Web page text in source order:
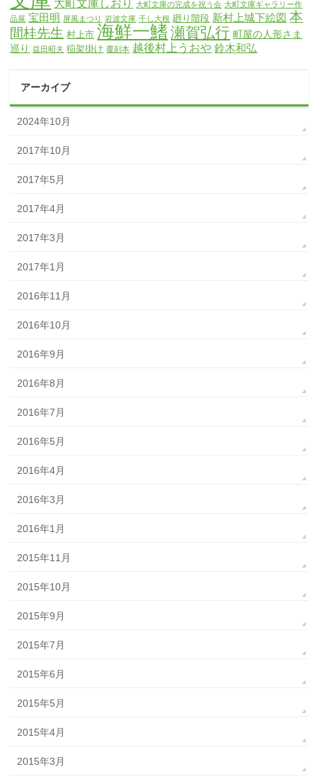
大町文庫しおり 大町文庫の完成を祝う会 大町文庫ギャラリー作
品展 宝田明 屏風まつり 岩波文庫 干し大根 廻り階段 新村上城下絵図 本
間桂先生 村上市 海鮮一鰭瀬賀弘行 町屋の人形さま
巡り
益田昭夫 稲架掛け 覆刻本 越後村上うおや 鈴木和弘
アーカイブ
2024年10月
2017年10月
2017年5月
2017年4月
2017年3月
2017年1月
2016年11月
2016年10月
2016年9月
2016年8月
2016年7月
2016年5月
2016年4月
2016年3月
2016年1月
2015年11月
2015年10月
2015年9月
2015年7月
2015年6月
2015年5月
2015年4月
2015年3月